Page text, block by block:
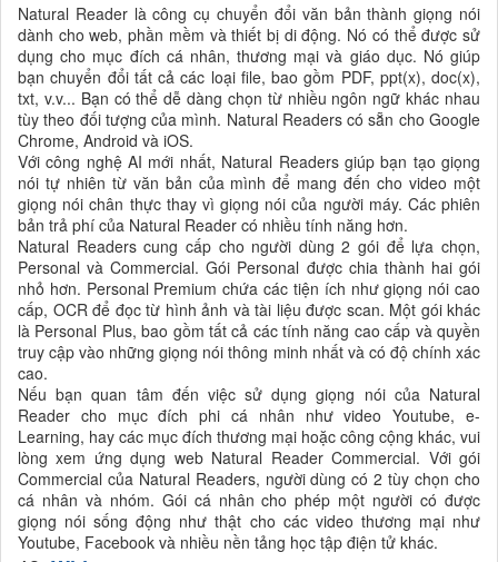
Natural Reader là công cụ chuyển đổi văn bản thành giọng nói
dành cho web, phần mềm và thiết bị di động. Nó có thể được sử
dụng cho mục đích cá nhân, thương mại và giáo dục. Nó giúp
bạn chuyển đổi tất cả các loại file, bao gồm PDF, ppt(x), doc(x),
txt, v.v... Bạn có thể dễ dàng chọn từ nhiều ngôn ngữ khác nhau
tùy theo đối tượng của mình. Natural Readers có sẵn cho Google
Chrome, Android và iOS.
Với công nghệ AI mới nhất, Natural Readers giúp bạn tạo giọng
nói tự nhiên từ văn bản của mình để mang đến cho video một
giọng nói chân thực thay vì giọng nói của người máy. Các phiên
bản trả phí của Natural Reader có nhiều tính năng hơn.
Natural Readers cung cấp cho người dùng 2 gói để lựa chọn,
Personal và Commercial. Gói Personal được chia thành hai gói
nhỏ hơn. Personal Premium chứa các tiện ích như giọng nói cao
cấp, OCR để đọc từ hình ảnh và tài liệu được scan. Một gói khác
là Personal Plus, bao gồm tất cả các tính năng cao cấp và quyền
truy cập vào những giọng nói thông minh nhất và có độ chính xác
cao.
Nếu bạn quan tâm đến việc sử dụng giọng nói của Natural
Reader cho mục đích phi cá nhân như video Youtube, e-
Learning, hay các mục đích thương mại hoặc công cộng khác, vui
lòng xem ứng dụng web Natural Reader Commercial. Với gói
Commercial của Natural Readers, người dùng có 2 tùy chọn cho
cá nhân và nhóm. Gói cá nhân cho phép một người có được
giọng nói sống động như thật cho các video thương mại như
Youtube, Facebook và nhiều nền tảng học tập điện tử khác.